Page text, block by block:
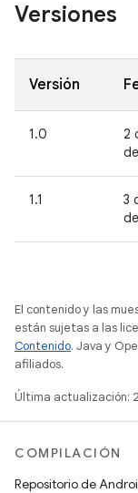
Versiones
Versión
1.0
2
1.1
3
El contenido y las
están sujetas a las
Contenido. Java y
afiliados.
Última actualización:
COMPILACIÓN
Repositorio de